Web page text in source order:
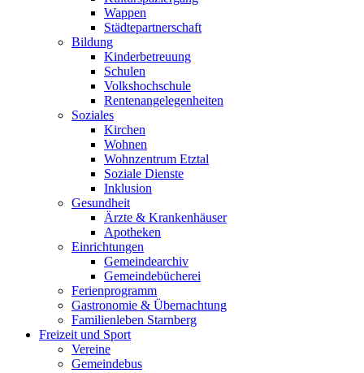
Wappen
Städtepartnerschaft
Bildung
Kinderbetreuung
Schulen
Volkshochschule
Rentenangelegenheiten
Soziales
Kirchen
Wohnen
Wohnzentrum Etztal
Soziale Dienste
Inklusion
Gesundheit
Ärzte & Krankenhäuser
Apotheken
Einrichtungen
Gemeindearchiv
Gemeindebücherei
Ferienprogramm
Gastronomie & Übernachtung
Familienleben Starnberg
Freizeit und Sport
Vereine
Gemeindebus